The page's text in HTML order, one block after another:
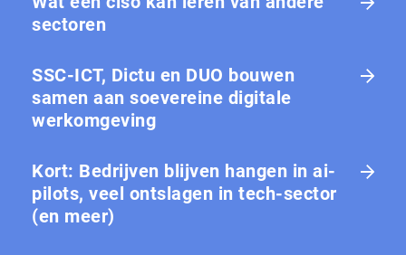
sectoren
SSC-ICT, Dictu en DUO bouwen
samen aan soevereine digitale
werkomgeving
Kort: Bedrijven blijven hangen in ai-
pilots, veel ontslagen in tech-sector
(en meer)